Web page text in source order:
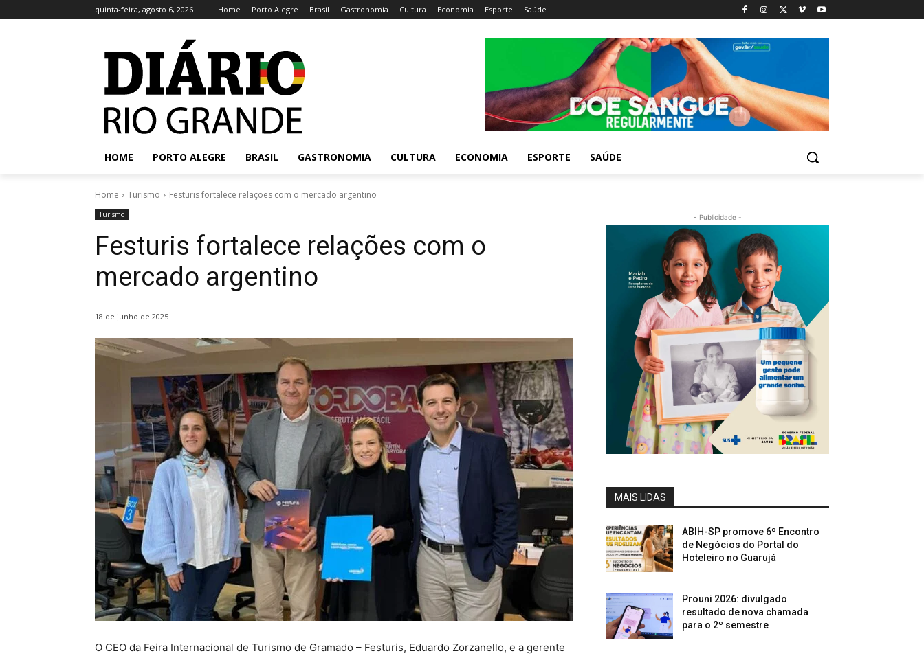
quinta-feira, agosto 6, 2026 Home Porto Alegre Brasil Gastronomia Cultura Economia Esporte Saúde
HOME PORTO ALEGRE BRASIL GASTRONOMIA CULTURA ECONOMIA ESPORTE SAÚDE
Home Turismo Festuris fortalece relações com o mercado argentino
Turismo
Festuris fortalece relações com o
mercado argentino
18 de junho de 2025
O CEO da Feira Internacional de Turismo de Gramado – Festuris, Eduardo Zorzanello, e a gerente
- Publicidade -
MAIS LIDAS
ABIH-SP promove 6º Encontro
de Negócios do Portal do
Hoteleiro no Guarujá
Prouni 2026: divulgado
resultado de nova chamada
para o 2º semestre